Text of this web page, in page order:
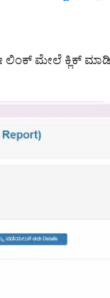
ಲಿಂಕ್ ಮೇಲೆ ಕ್ಲಿಕ್